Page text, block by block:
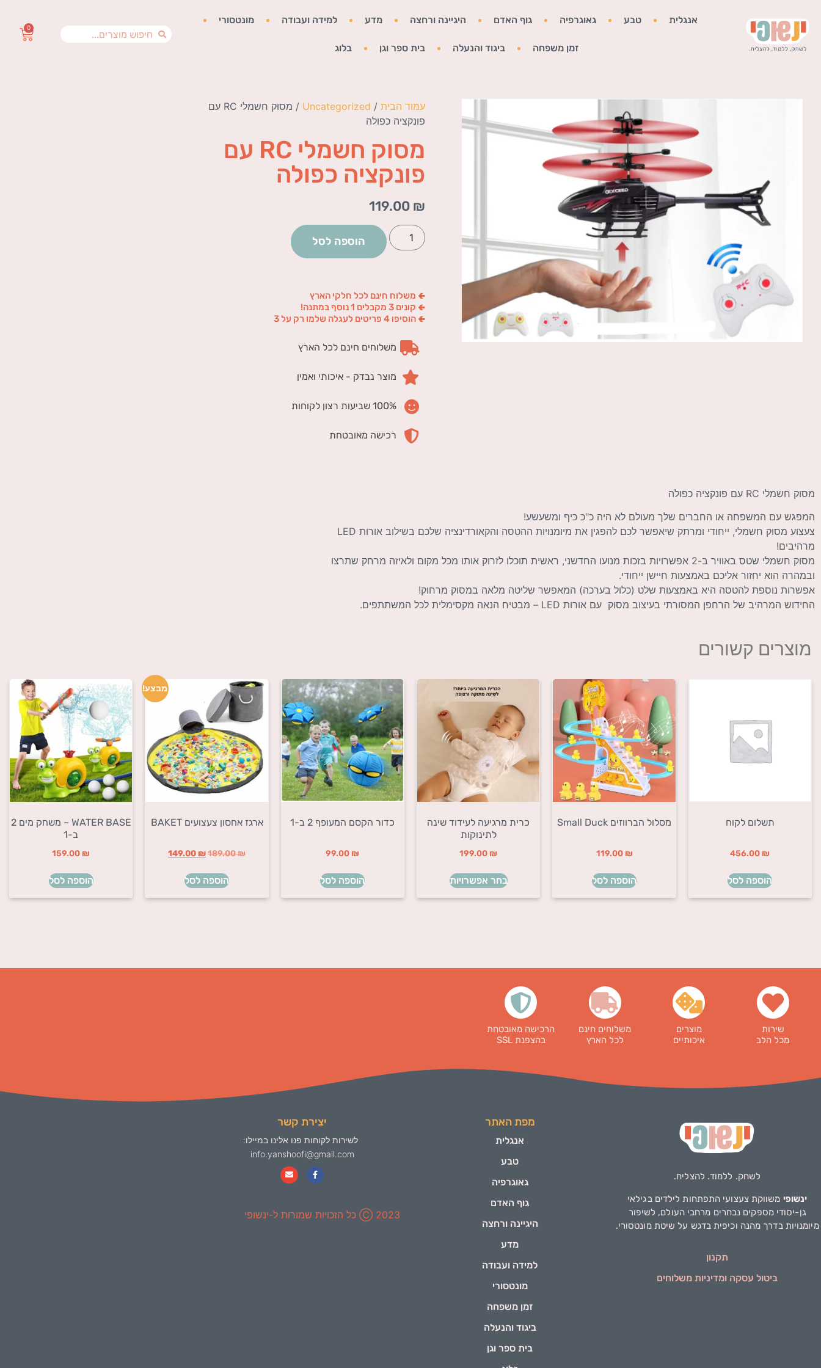
אנגלית טבע גאוגרפיה גוף האדם היגיינה ורחצה מדע למידה ועבודה מונטסורי
זמן משפחה ביגוד והנעלה בית ספר וגן בלוג
0
עמוד הבית /
Uncategorized
/ מסוק חשמלי RC עם
פונקציה כפולה
מסוק חשמלי RC עם
פונקציה כפולה
119.00 ₪
הוספה לסל
🢀 משלוח חינם לכל חלקי הארץ
🢀 קונים 3 מקבלים 1 נוסף במתנה!
🢀 הוסיפו 4 פריטים לעגלה שלמו רק על 3
משלוחים חינם לכל הארץ
מוצר נבדק - איכותי ואמין
100% שביעות רצון לקוחות
רכישה מאובטחת
מסוק חשמלי RC עם פונקציה כפולה
המפגש עם המשפחה או החברים שלך מעולם לא היה כ"כ כיף ומשעשע!
צעצוע מסוק חשמלי, ייחודי ומרתק שיאפשר לכם להפגין את מיומנויות ההטסה והקאורדינציה שלכם בשילוב אורות LED
מרהיבים!
מסוק חשמלי שטס באוויר ב-2 אפשרויות בזכות מנועו החדשני, ראשית תוכלו לזרוק אותו מכל מקום ולאיזה מרחק שתרצו
ובמהרה הוא יחזור אליכם באמצעות חיישן ייחודי.
אפשרות נוספת להטסה היא באמצעות שלט (כלול בערכה) המאפשר שליטה מלאה במסוק מרחוק!
החידוש המרהיב של הרחפן המסורתי בעיצוב מסוק עם אורות LED – מבטיח הנאה מקסימלית לכל המשתתפים.
מוצרים קשורים
תשלום לקוח
456.00 ₪
הוספה לסל
מסלול הברווזים Small Duck
119.00 ₪
הוספה לסל
כרית מרגיעה לעידוד שינה
לתינוקות
199.00 ₪
בחר אפשרויות
כדור הקסם המעופף 2 ב-1
99.00 ₪
הוספה לסל
מבצע!
ארגז אחסון צעצועים BAKET
189.00₪
149.00₪
הוספה לסל
WATER BASE – משחק מים 2
ב-1
159.00 ₪
הוספה לסל
שירות
מכל הלב
מוצרים
איכותיים
משלוחים חינם
לכל הארץ
הרכישה מאובטחת
בהצפנת SSL
לשחק. ללמוד. להצליח.
ינשופי משווקת צעצועי התפתחות לילדים בגילאי
גן-יסודי מספקים נבחרים מרחבי העולם, לשיפור
מיומנויות בדרך מהנה וכיפית בדגש על שיטת מונטסורי.
תקנון
ביטול עסקה ומדיניות משלוחים
מפת האתר
אנגלית
טבע
גאוגרפיה
גוף האדם
היגיינה ורחצה
מדע
למידה ועבודה
מונטסורי
זמן משפחה
ביגוד והנעלה
בית ספר וגן
יצירת קשר
לשירות לקוחות פנו אלינו במיילו:
info.yanshoofi@gmail.com
2023 Ⓒ כל הזכויות שמורות ל-ינשופי